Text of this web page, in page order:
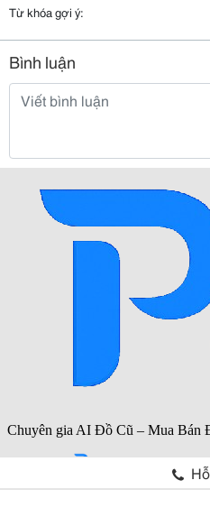
Từ khóa gợi ý:
Bình luận